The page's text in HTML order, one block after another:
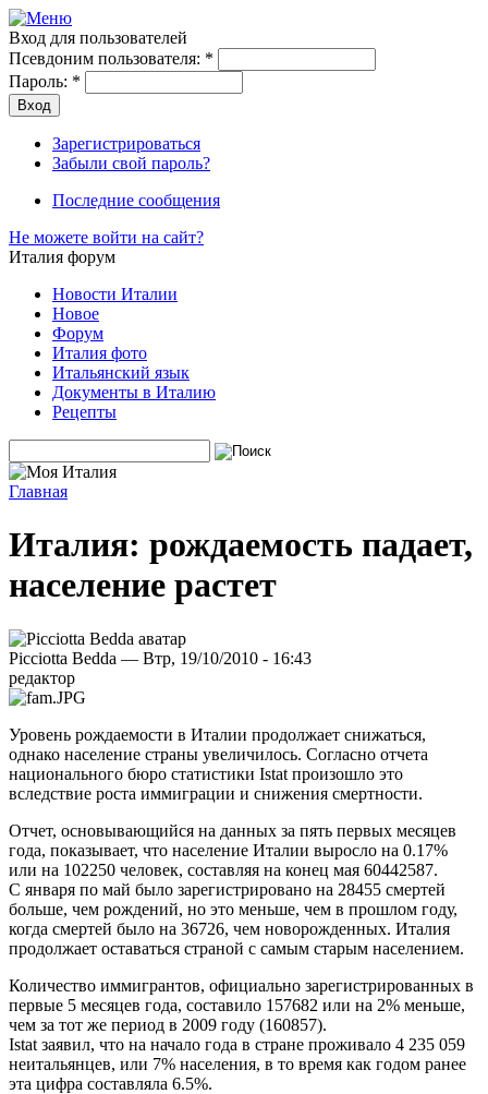
Вход для пользователей
Псевдоним пользователя: *
Пароль: *
Зарегистрироваться
Забыли свой пароль?
Последние сообщения
Не можете войти на сайт?
Италия форум
Новости Италии
Новое
Форум
Италия фото
Итальянский язык
Документы в Италию
Рецепты
Главная
Италия: рождаемость падает,
население растет
Picciotta Bedda — Втр, 19/10/2010 - 16:43
редактор
Уровень рождаемости в Италии продолжает снижаться,
однако население страны увеличилось. Согласно отчета
национального бюро статистики Istat произошло это
вследствие роста иммиграции и снижения смертности.
Отчет, основывающийся на данных за пять первых месяцев
года, показывает, что население Италии выросло на 0.17%
или на 102250 человек, составляя на конец мая 60442587.
С января по май было зарегистрировано на 28455 смертей
больше, чем рождений, но это меньше, чем в прошлом году,
когда смертей было на 36726, чем новорожденных. Италия
продолжает оставаться страной с самым старым населением.
Количество иммигрантов, официально зарегистрированных в
первые 5 месяцев года, составило 157682 или на 2% меньше,
чем за тот же период в 2009 году (160857).
Istat заявил, что на начало года в стране проживало 4 235 059
неитальянцев, или 7% населения, в то время как годом ранее
эта цифра составляла 6.5%.